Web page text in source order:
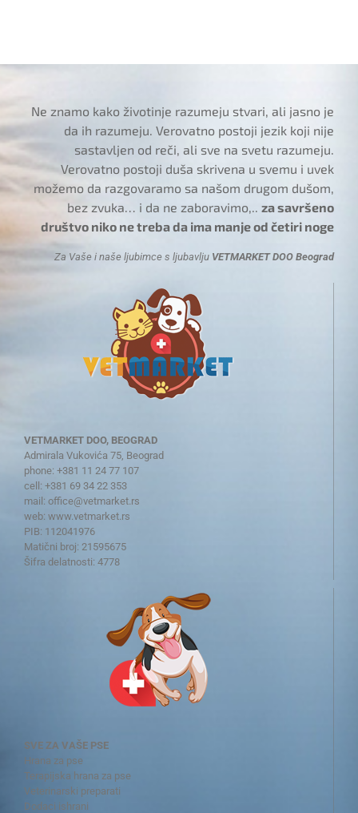
Ne znamo kako životinje razumeju stvari, ali jasno je
da ih razumeju. Verovatno postoji jezik koji nije
sastavljen od reči, ali sve na svetu razumeju.
Verovatno postoji duša skrivena u svemu i uvek
možemo da razgovaramo sa našom drugom dušom,
bez zvuka… i da ne zaboravimo,..za savršeno
društvo niko ne treba da ima manje od četiri noge
Za Vaše i naše ljubimce s ljubavlju VETMARKET DOO Beograd
VETMARKET DOO, BEOGRAD
Admirala Vukovića 75, Beograd
phone: +381 11 24 77 107
cell: +381 69 34 22 353
mail: office@vetmarket.rs
web: www.vetmarket.rs
PIB: 112041976
Matični broj: 21595675
Šifra delatnosti: 4778
SVE ZA VAŠE PSE
Hrana za pse
Terapijska hrana za pse
Veterinarski preparati
Dodaci ishrani